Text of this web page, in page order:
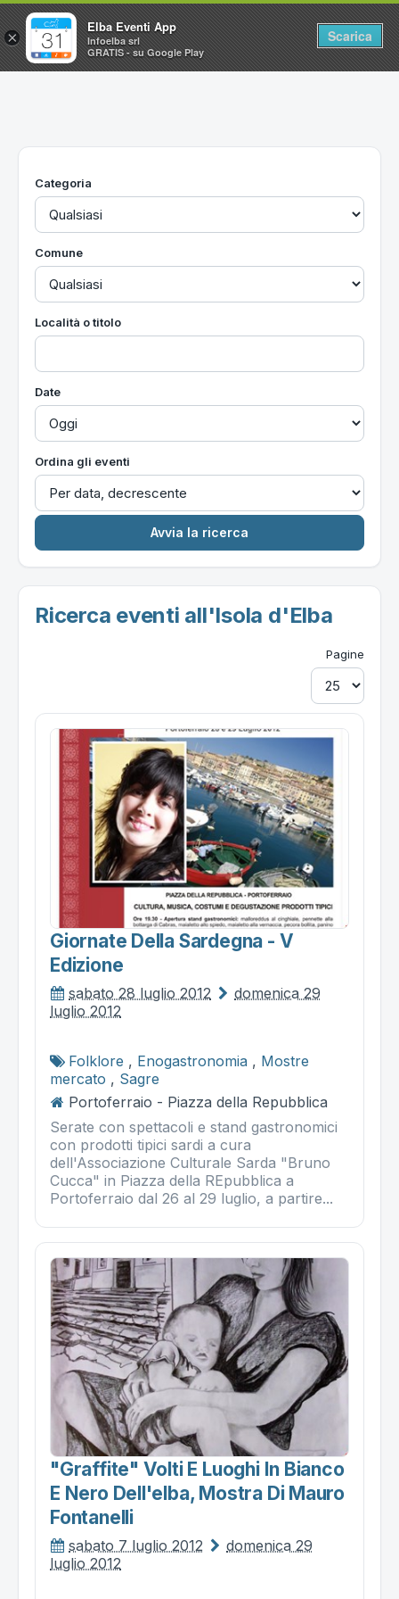
Home
Utilità
Categoria
Comune
Località o titolo
Date
Ordina gli eventi
Ricerca eventi all'Isola d'Elba
Pagine
Giornate Della Sardegna - V
Edizione
sabato 28 luglio 2012
domenica 29
luglio 2012
Folklore , Enogastronomia , Mostre
mercato , Sagre
Portoferraio - Piazza della Repubblica
Serate con spettacoli e stand gastronomici
con prodotti tipici sardi a cura
dell'Associazione Culturale Sarda "Bruno
Cucca" in Piazza della REpubblica a
Portoferraio dal 26 al 29 luglio, a partire...
"graffite" Volti E Luoghi In Bianco
E Nero Dell'elba, Mostra Di Mauro
Fontanelli
sabato 7 luglio 2012
domenica 29
luglio 2012
×
Elba Eventi App
Infoelba srl
GRATIS - su Google Play
Scarica